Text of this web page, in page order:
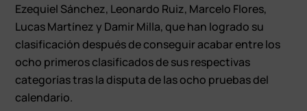
Ezequiel Sánchez, Leonardo Ruiz, Marcelo Flores,
Lucas Martínez y Damir Milla, que han logrado su
clasificación después de conseguir acabar entre los
ocho primeros clasificados de sus respectivas
categorías tras la disputa de las ocho pruebas del
calendario.